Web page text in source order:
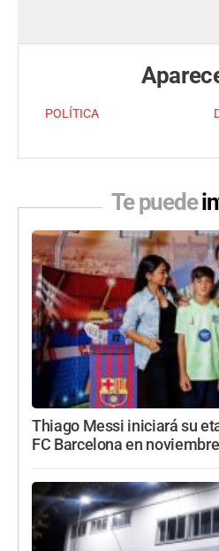
POLÍTICA
Te puede
Thiago Messi iniciará su
FC Barcelona en noviembre